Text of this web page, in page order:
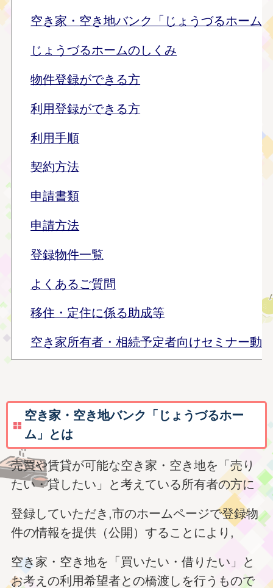
空き家・空き地バンク「じょうづるホーム
じょうづるホームのしくみ
物件登録ができる方
利用登録ができる方
利用手順
契約方法
申請書類
申請方法
登録物件一覧
よくあるご質問
移住・定住に係る助成等
空き家所有者・相続予定者向けセミナー動
空き家・空き地バンク「じょうづるホー
ム」とは
売買や賃貸が可能な空き家・空き地を「売り
たい・貸したい」と考えている所有者の方に
登録していただき,市のホームページで登録物
件の情報を提供（公開）することにより,
空き家・空き地を「買いたい・借りたい」と
お考えの利用希望者との橋渡しを行うもので